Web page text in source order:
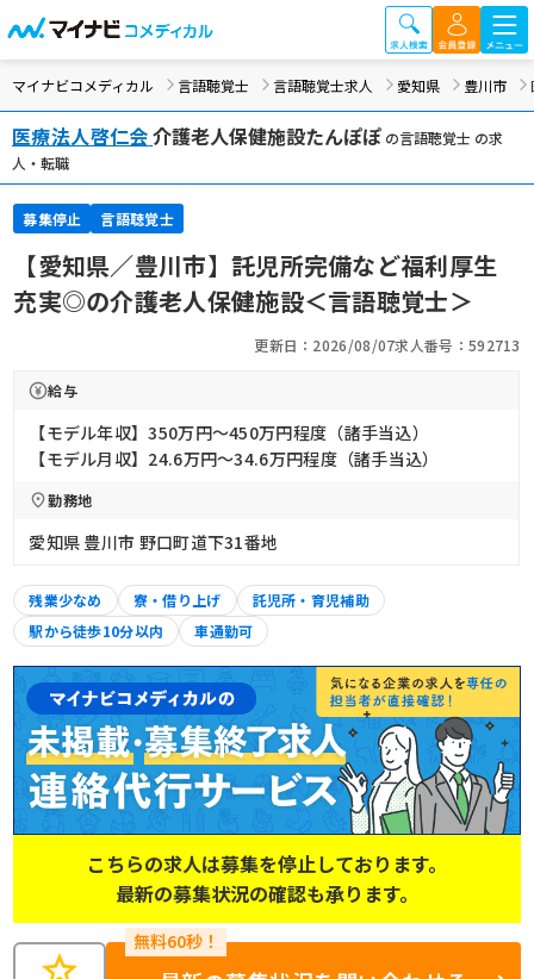
マイナビコメディカル 言語聴覚士 言語聴覚士求人 愛知県 豊川市
医療法人啓仁会介護老人保健施設たんぽぽ の言語聴覚士 の求
人・転職
募集停止 言語聴覚士
【愛知県／豊川市】託児所完備など福利厚生
充実◎の介護老人保健施設＜言語聴覚士＞
更新日：2026/08/07求人番号：592713
給与
【モデル年収】350万円〜450万円程度（諸手当込）
【モデル月収】24.6万円〜34.6万円程度（諸手当込）
勤務地
愛知県 豊川市 野口町道下31番地
残業少なめ 寮・借り上げ
託児所・育児補助
駅から徒歩10分以内
車通勤可
こちらの求人は募集を停止しております。
最新の募集状況の確認も承ります。